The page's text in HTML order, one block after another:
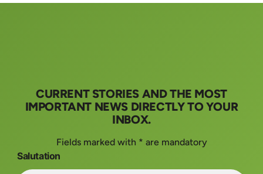
CURRENT STORIES AND THE MOST
IMPORTANT NEWS DIRECTLY TO YOUR
INBOX.
Fields marked with * are mandatory
Salutation